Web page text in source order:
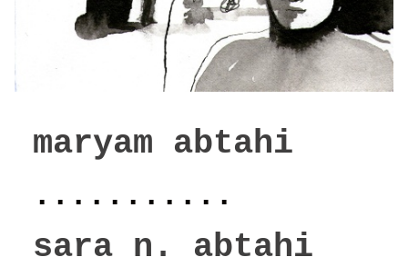
maryam abtahi
...........
sara n. abtahi